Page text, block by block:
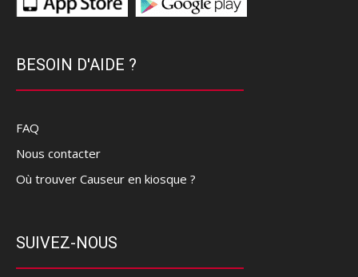
BESOIN D'AIDE ?
FAQ
Nous contacter
Où trouver Causeur en kiosque ?
SUIVEZ-NOUS